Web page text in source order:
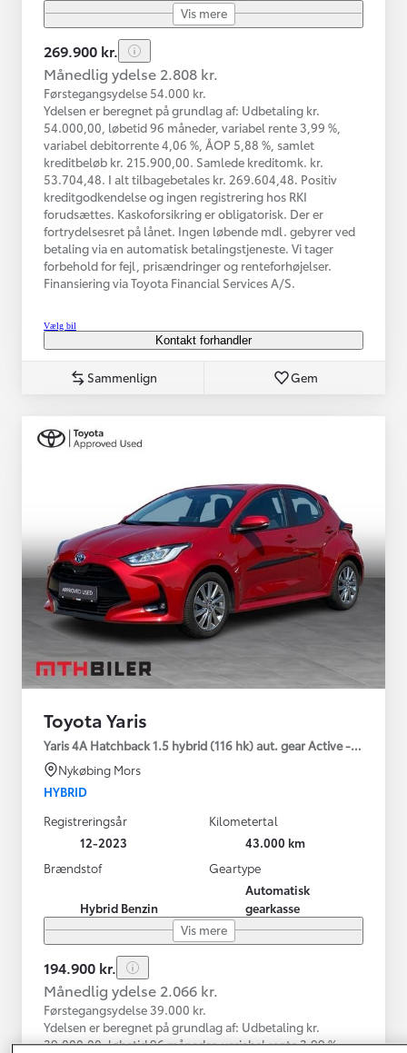
Vis mere
269.900 kr.
Månedlig ydelse 2.808 kr.
Førstegangsydelse 54.000 kr.
Ydelsen er beregnet på grundlag af: Udbetaling kr.
54.000,00, løbetid 96 måneder, variabel rente 3,99 %,
variabel debitorrente 4,06 %, ÅOP 5,88 %, samlet
kreditbeløb kr. 215.900,00. Samlede kreditomk. kr.
53.704,48. I alt tilbagebetales kr. 269.604,48. Positiv
kreditgodkendelse og ingen registrering hos RKI
forudsættes. Kaskoforsikring er obligatorisk. Der er
fortrydelsesret på lånet. Ingen løbende mdl. gebyrer ved
betaling via en automatisk betalingstjeneste. Vi tager
forbehold for fejl, prisændringer og renteforhøjelser.
Finansiering via Toyota Financial Services A/S.
Vælg bil
Kontakt forhandler
Sammenlign Gem
Toyota Yaris
Yaris 4A Hatchback 1.5 hybrid (116 hk) aut. gear Active -
Nykøbing Mors
HYBRID
Registreringsår
12-2023
Kilometertal
43.000 km
Brændstof
Hybrid Benzin
Geartype
Automatisk
gearkasse
Vis mere
194.900 kr.
Månedlig ydelse 2.066 kr.
Førstegangsydelse 39.000 kr.
Ydelsen er beregnet på grundlag af: Udbetaling kr.
39.000,00, løbetid 96 måneder, variabel rente 3,99 %,